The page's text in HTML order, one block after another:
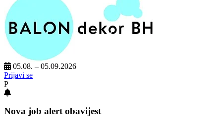
05.08. – 05.09.2026
Prijavi se
P
Nova job alert obavijest